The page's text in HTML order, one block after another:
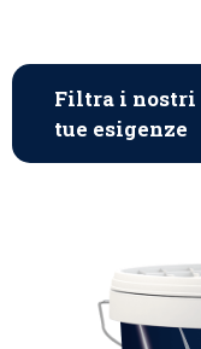
Filtra i nostri
tue esigenze